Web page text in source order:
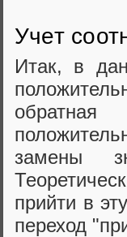
Учет
Итак, в
замены
прийти в
переход